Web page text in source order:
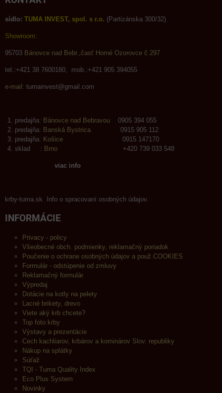
sídlo: TUMA INVEST, spol. s r.o. (Partizánska 300/32)
Showroom:
95703 Bánovce nad Bebr.,časť Horné Ozorovce č.297
tel.:+421 38 7600180, mob.:+421 905 394055
e-mail: tumainvest@gmail.com
predajňa: Bánovce nad Bebravou 0905 394 055
predajňa: Banská Bystrica 0915 905 112
predajňa: Košice 0915 147170
sklad : Brno +420 739 033 548
viac info
krby-tuma.sk Info o spracovaní osobných údajov.
INFORMÁCIE
Privacy - policy
Všeobecné obch. podmienky, reklamačný poriadok
Poučenie o ochrane osobných údajov a použ.COOKIES
Formulár - odstúpenie od zmluvy
Reklamačný formulár
Výpredaj
Dotácie na kotly na pelety
Lacné brikety, drevo
Viete aký krb chcete?
Top foto krby
Výstavy a prezentácie
Cech kachliarov, krbárov a kominárov Slov. republiky
Nákup na splátky
Súťaž
TQI - Tuma Quality Index
Eco Plus System
Novinky